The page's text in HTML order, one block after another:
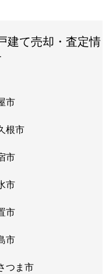
建て売却・査定情
市
根市
市
市
市
市
つま市